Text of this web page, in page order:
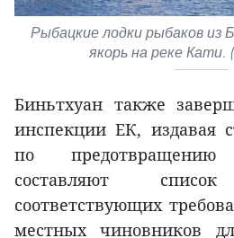
Рыбацкие лодки рыбаков из
якорь на реке
Биньтхуан также
инспекции ЕК, издавая
по
составляют
соответствующих
местных чиновников